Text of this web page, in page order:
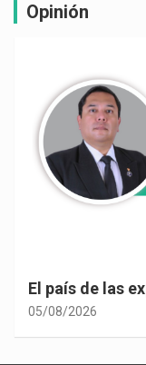
Opinión
El país de las
05/08/2026